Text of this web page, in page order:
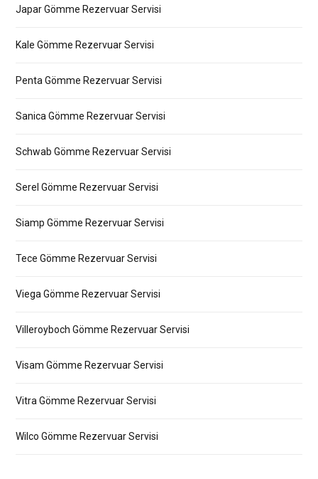
Japar Gömme Rezervuar Servisi
Kale Gömme Rezervuar Servisi
Penta Gömme Rezervuar Servisi
Sanica Gömme Rezervuar Servisi
Schwab Gömme Rezervuar Servisi
Serel Gömme Rezervuar Servisi
Siamp Gömme Rezervuar Servisi
Tece Gömme Rezervuar Servisi
Viega Gömme Rezervuar Servisi
Villeroyboch Gömme Rezervuar Servisi
Visam Gömme Rezervuar Servisi
Vitra Gömme Rezervuar Servisi
Wilco Gömme Rezervuar Servisi